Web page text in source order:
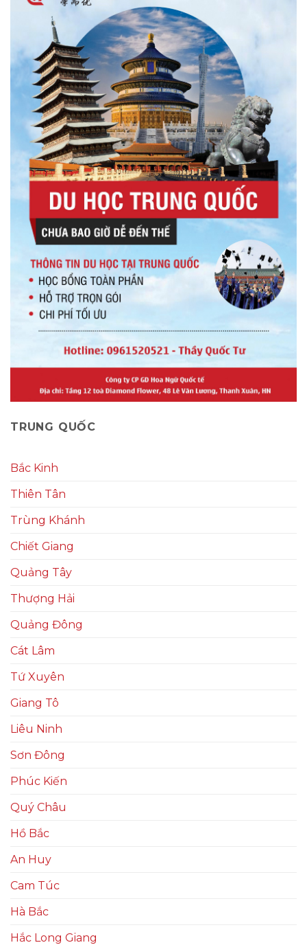
TRUNG QUỐC
Bắc Kinh
Thiên Tân
Trùng Khánh
Chiết Giang
Quảng Tây
Thượng Hải
Quảng Đông
Cát Lâm
Tứ Xuyên
Giang Tô
Liêu Ninh
Sơn Đông
Phúc Kiến
Quý Châu
Hồ Bắc
An Huy
Cam Túc
Hà Bắc
Hắc Long Giang